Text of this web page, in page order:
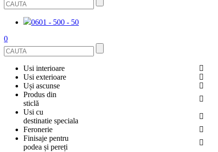
0601 - 500 - 50
0
Usi interioare
FURNIRUITE
SMALT
Usi exterioare
USI METALICE
PENTRU APARTAMENT
PENTRU CASA
Uși ascunse
OGLINDIT
GRESIE PORȚELANATĂ
Produs din
sticlă
BALUSTRADE ȘI TREPTE
CABINE DE DUȘ ȘI PEREȚI DESPĂRȚITORI
Usi cu
destinatie speciala
USI ANTIFOC (ANTIINCENDIU)
Feronerie
ACCESORII
Finisaje pentru
podea și pereți